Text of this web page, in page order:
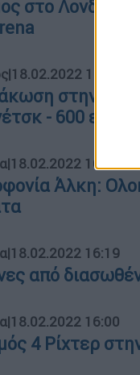
στο Λονδίνο
|18.02.2022 16:43
στην
- 600
|18.02.2022 16:30
Άλκη:
|18.02.2022 16:19
από
|18.02.2022 16:00
4 Ρίχτερ